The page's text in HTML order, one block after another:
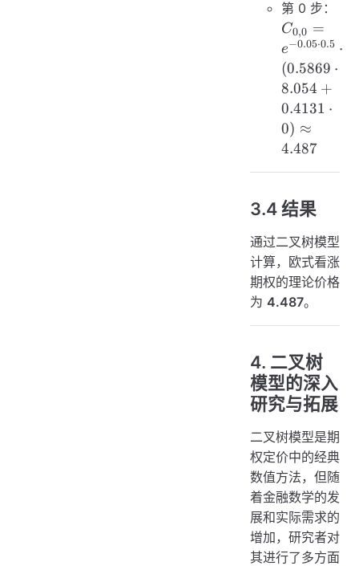
+
0.4131
\cdot 0)
= 0
第 0 步：
C_{0,0}
=
e^{-0.05
\cdot
0.5}
\cdot
(0.5869
\cdot
8.054 +
\cdot 0)
4.487
C0,0 =
e−0.05⋅0.5 ⋅
(0.5869 ⋅
8.054 +
0.4131 ⋅
0) ≈
4.487
3.4 结果
通过二叉树模型
计算，欧式看涨
期权的理论价格
为 4.487。
4. 二叉树
模型的深入
研究与拓展
二叉树模型是期
权定价中的经典
数值方法，但随
着金融数学的发
展和实际需求的
增加，研究者对
其进行了多方面